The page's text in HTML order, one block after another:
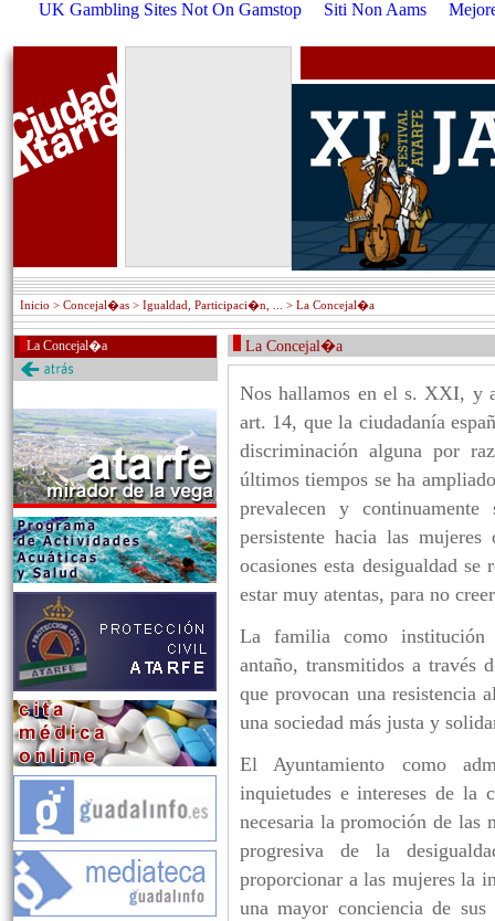
UK Gambling Sites Not On Gamstop Siti Non Aams
Inicio > Concejal�as > Igualdad, Participaci�n, ... > La Concejal�a
La Concejal�a La Concejal�a
Nos hallamos en el s. XXI, y
art. 14, que la ciudadanía
discriminación alguna por
últimos tiempos se ha
prevalecen y
persistente hacia las
ocasiones esta desigualdad
estar muy atentas, para no
La familia como institución
antaño, transmitidos a través
que provocan una resistencia
una sociedad más
El Ayuntamiento como
inquietudes e intereses de la
necesaria la promoción de las
progresiva de la
proporcionar a las mujeres la
una mayor conciencia de